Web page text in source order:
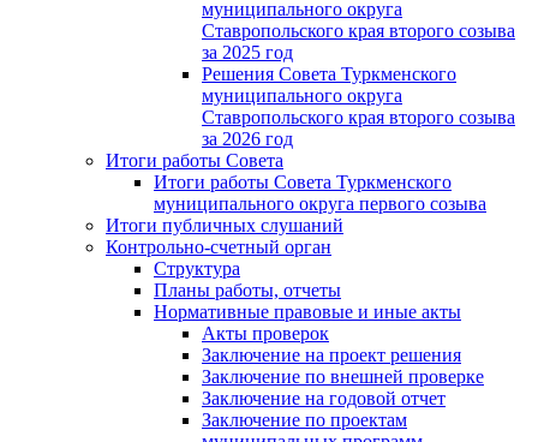
муниципального округа
Ставропольского края второго созыва
за 2025 год
Решения Совета Туркменского
муниципального округа
Ставропольского края второго созыва
за 2026 год
Итоги работы Совета
Итоги работы Совета Туркменского
муниципального округа первого созыва
Итоги публичных слушаний
Контрольно-счетный орган
Структура
Планы работы, отчеты
Нормативные правовые и иные акты
Акты проверок
Заключение на проект решения
Заключение по внешней проверке
Заключение на годовой отчет
Заключение по проектам